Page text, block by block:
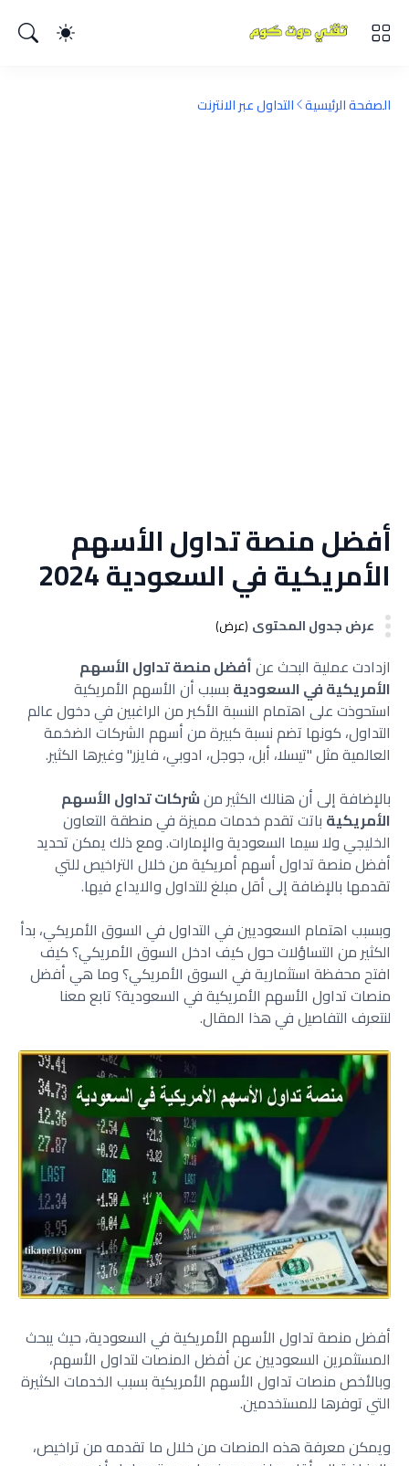
الصفحة الرئيسية التداول عبر الانترنت
أفضل منصة تداول الأسهم
الأمريكية في السعودية 2024
عرض جدول المحتوى (عرض)
ازدادت عملية البحث عنأفضل منصة تداول الأسهم
الأمريكية في السعودية بسبب أن الأسهم الأمريكية
استحوذت على اهتمام النسبة الأكبر من الراغبين في دخول عالم
التداول، كونها تضم نسبة كبيرة من أسهم الشركات الضخمة
العالمية مثل "تيسلا، أبل، جوجل، ادوبي، فايزر" وغيرها الكثير.
بالإضافة إلى أن هنالك الكثير منشركات تداول الأسهم
الأمريكية باتت تقدم خدمات مميزة في منطقة التعاون
الخليجي ولا سيما السعودية والإمارات. ومع ذلك يمكن تحديد
أفضل منصة تداول أسهم أمريكية من خلال التراخيص للتي
تقدمها بالإضافة إلى أقل مبلغ للتداول والايداع فيها.
وبسبب اهتمام السعوديين في التداول في السوق الأمريكي، بدأ
الكثير من التساؤلات حول كيف ادخل السوق الأمريكي؟ كيف
افتح محفظة استثمارية في السوق الأمريكي؟ وما هي أفضل
منصات تداول الأسهم الأمريكية في السعودية؟ تابع معنا
لنتعرف التفاصيل في هذا المقال.
أفضل منصة تداول الأسهم الأمريكية في السعودية، حيث يبحث
المستثمرين السعوديين عن أفضل المنصات لتداول الأسهم،
وبالأخص منصات تداول الأسهم الأمريكية بسبب الخدمات الكثيرة
التي توفرها للمستخدمين.
ويمكن معرفة هذه المنصات من خلال ما تقدمه من تراخيص،